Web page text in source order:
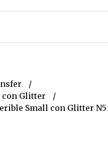
con Glitter
Small con Glitter N5